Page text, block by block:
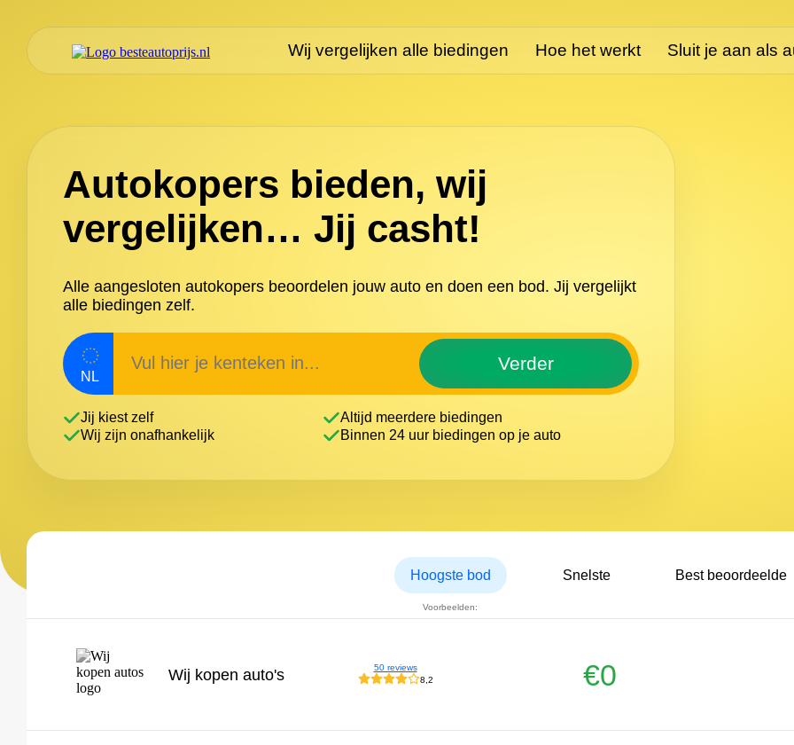
Wij vergelijken alle biedingen Hoe het werkt Sluit je aan als
Autokopers bieden, wij
vergelijken… Jij casht!
Alle aangesloten autokopers beoordelen jouw auto en doen een bod. Jij vergelijkt
alle biedingen zelf.
NL
Verder
Jij kiest zelf
Altijd meerdere biedingen
Wij zijn onafhankelijk
Binnen 24 uur biedingen op je auto
Hoogste bod Snelste Best beoordeelde
Voorbeelden:
Wij kopen auto's
50 reviews
8,2
€0